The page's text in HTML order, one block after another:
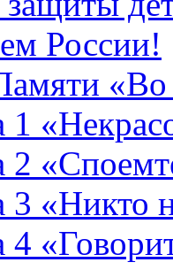
России!
1
2
3 «Никто
4